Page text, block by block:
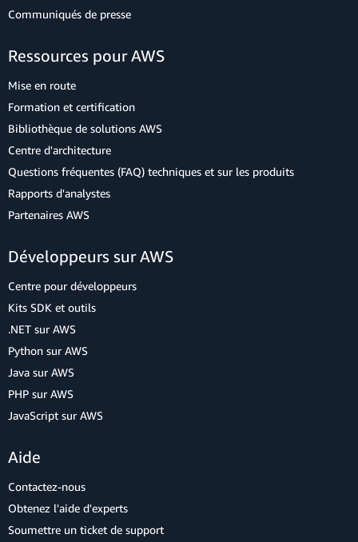
Communiqués de presse
Ressources pour AWS
Mise en route
Formation et certification
Bibliothèque de solutions AWS
Centre d'architecture
Questions fréquentes (FAQ) techniques et sur les produits
Rapports d'analystes
Partenaires AWS
Développeurs sur AWS
Centre pour développeurs
Kits SDK et outils
.NET sur AWS
Python sur AWS
Java sur AWS
PHP sur AWS
JavaScript sur AWS
Aide
Contactez-nous
Obtenez l'aide d'experts
Soumettre un ticket de support